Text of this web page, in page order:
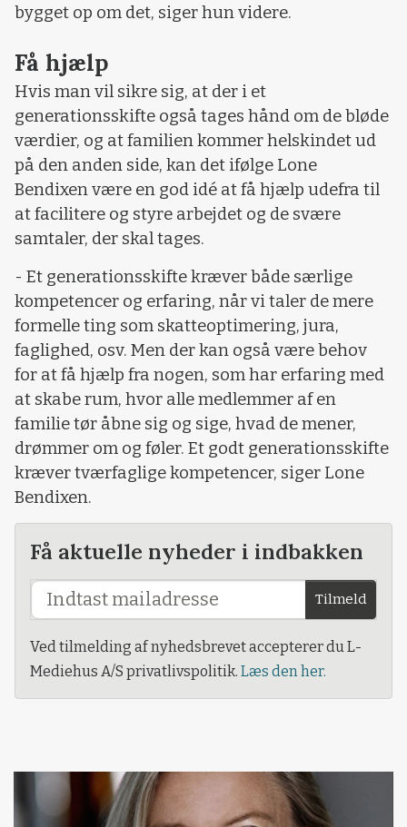
bygget op om det, siger hun videre.
Få hjælp
Hvis man vil sikre sig, at der i et
generationsskifte også tages hånd om de bløde
værdier, og at familien kommer helskindet ud
på den anden side, kan det ifølge Lone
Bendixen være en god idé at få hjælp udefra til
at facilitere og styre arbejdet og de svære
samtaler, der skal tages.
- Et generationsskifte kræver både særlige
kompetencer og erfaring, når vi taler de mere
formelle ting som skatteoptimering, jura,
faglighed, osv. Men der kan også være behov
for at få hjælp fra nogen, som har erfaring med
at skabe rum, hvor alle medlemmer af en
familie tør åbne sig og sige, hvad de mener,
drømmer om og føler. Et godt generationsskifte
kræver tværfaglige kompetencer, siger Lone
Bendixen.
Få aktuelle nyheder i indbakken
Tilmeld
Ved tilmelding af nyhedsbrevet accepterer du L-
Mediehus A/S privatlivspolitik. Læs den her.